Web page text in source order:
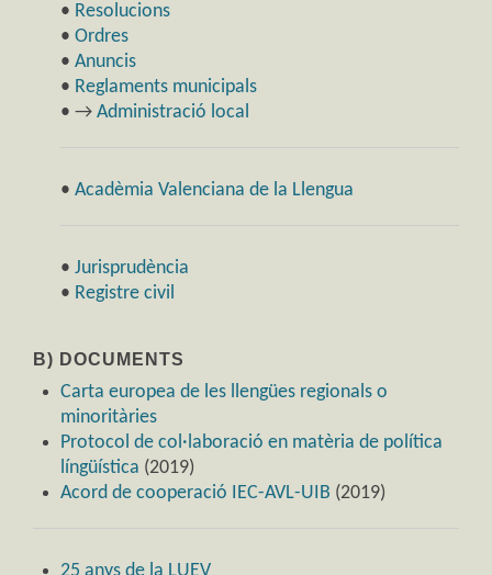
• Resolucions
• Ordres
• Anuncis
• Reglaments municipals
• → Administració local
• Acadèmia Valenciana de la Llengua
• Jurisprudència
• Registre civil
B) DOCUMENTS
Carta europea de les llengües regionals o
minoritàries
Protocol de col·laboració en matèria de política
língüística (2019)
Acord de cooperació IEC-AVL-UIB (2019)